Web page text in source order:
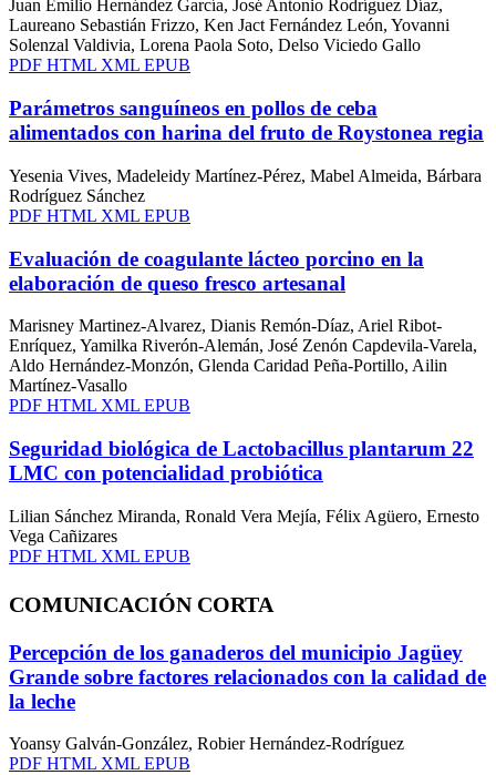
Juan Emilio Hernández García, José Antonio Rodríguez Díaz,
Laureano Sebastián Frizzo, Ken Jact Fernández León, Yovanni
Solenzal Valdivia, Lorena Paola Soto, Delso Viciedo Gallo
PDF HTML XML EPUB
Parámetros sanguíneos en pollos de ceba
alimentados con harina del fruto de Roystonea regia
Yesenia Vives, Madeleidy Martínez-Pérez, Mabel Almeida, Bárbara
Rodríguez Sánchez
PDF HTML XML EPUB
Evaluación de coagulante lácteo porcino en la
elaboración de queso fresco artesanal
Marisney Martinez-Alvarez, Dianis Remón-Díaz, Ariel Ribot-
Enríquez, Yamilka Riverón-Alemán, José Zenón Capdevila-Varela,
Aldo Hernández-Monzón, Glenda Caridad Peña-Portillo, Ailin
Martínez-Vasallo
PDF HTML XML EPUB
Seguridad biológica de Lactobacillus plantarum 22
LMC con potencialidad probiótica
Lilian Sánchez Miranda, Ronald Vera Mejía, Félix Agüero, Ernesto
Vega Cañizares
PDF HTML XML EPUB
COMUNICACIÓN CORTA
Percepción de los ganaderos del municipio Jagüey
Grande sobre factores relacionados con la calidad de
la leche
Yoansy Galván-González, Robier Hernández-Rodríguez
PDF HTML XML EPUB